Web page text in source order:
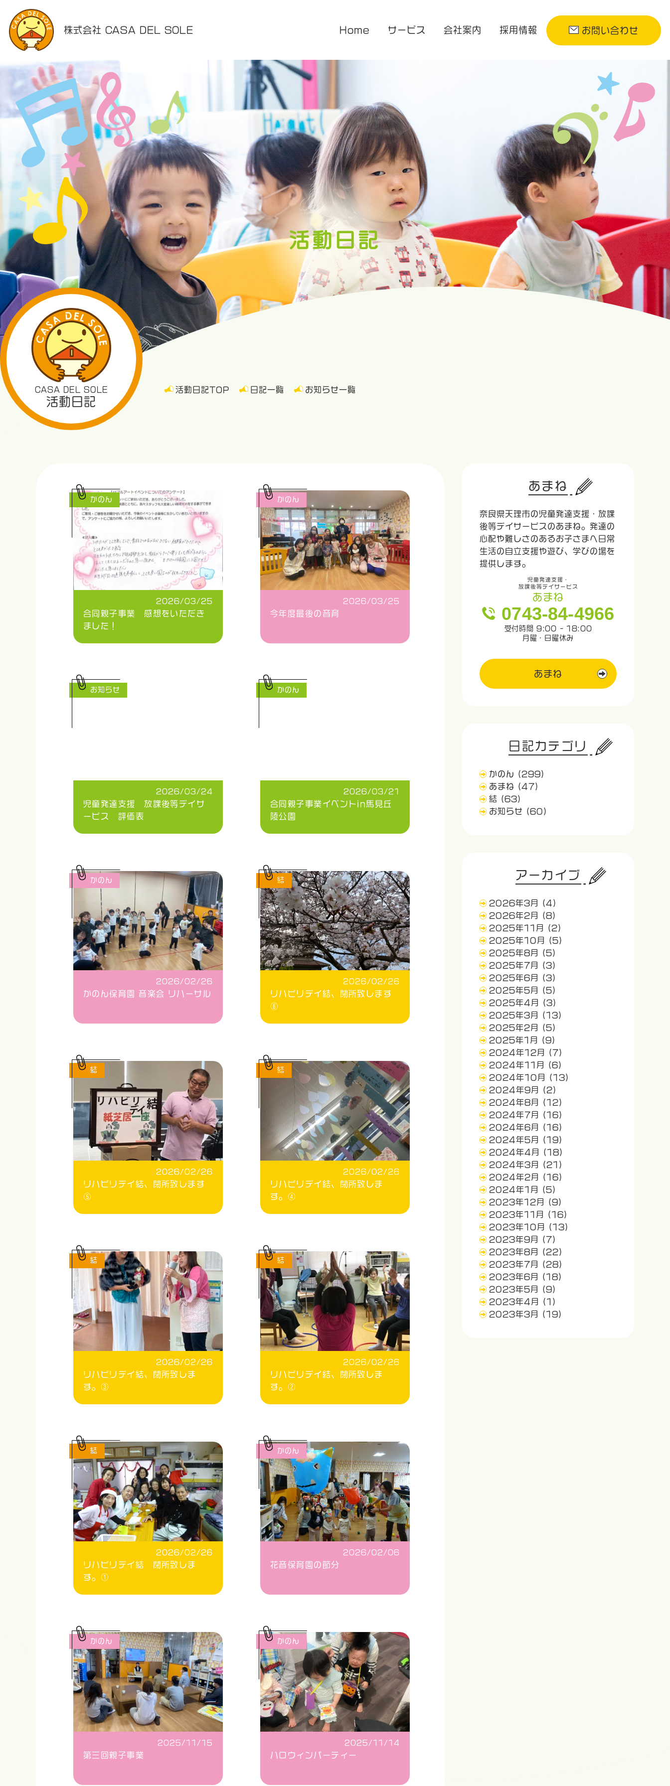
株式会社 CASA DEL SOLE Home サービス
企業主導型保育園
花音保育園
医療的ケア対応型児童発達支援
放課後等デイサービス
あまね
会社案内 採用情報 お問い合わせ
活動日記
CASA DEL SOLE
活動日記
活動日記TOP 日記一覧 お知らせ一覧
2026/03/25
合同親子事業 感想をいただき
ました！
かのん
2026/03/25
今年度最後の音育
かのん
2026/03/24
児童発達支援 放課後等デイサ
ービス 評価表
お知らせ
2026/03/21
合同親子事業イベントin馬見丘
陵公園
かのん
2026/02/26
かのん保育園 音楽会 リハーサル
かのん
2026/02/26
リハビリデイ結、閉所致します
⑥
結
2026/02/26
リハビリデイ結、閉所致します
⑤
結
2026/02/26
リハビリデイ結、閉所致しま
す。④
結
2026/02/26
リハビリデイ結、閉所致しま
す。③
結
2026/02/26
リハビリデイ結、閉所致しま
す。②
結
2026/02/26
リハビリデイ結 閉所致しま
す。①
結
2026/02/06
花音保育園の節分
かのん
2025/11/15
第三回親子事業
かのん
2025/11/14
ハロウィンパーティー
かのん
あまね
奈良県天理市の児童発達支援・放課
後等デイサービスのあまね。発達の
心配や難しさのあるお子さまへ日常
生活の自立支援や遊び、学びの場を
提供します。
児童発達支援・
放課後等デイサービス
あまね
0743-84-4966
受付時間 9:00 - 18:00
月曜・日曜休み
あまね
日記カテゴリ
かのん
(299)
あまね
(47)
結 (63)
お知らせ
(60)
アーカイブ
2026年3月
(4)
2026年2月
(8)
2025年11月
(2)
2025年10月
(5)
2025年8月
(5)
2025年7月
(3)
2025年6月
(3)
2025年5月
(5)
2025年4月
(3)
2025年3月
(13)
2025年2月
(5)
2025年1月
(9)
2024年12月
(7)
2024年11月
(6)
2024年10月
(13)
2024年9月
(2)
2024年8月
(12)
2024年7月
(16)
2024年6月
(16)
2024年5月
(19)
2024年4月
(18)
2024年3月
(21)
2024年2月
(16)
2024年1月
(5)
2023年12月
(9)
2023年11月
(16)
2023年10月
(13)
2023年9月
(7)
2023年8月
(22)
2023年7月
(28)
2023年6月
(18)
2023年5月
(9)
2023年4月
(1)
2023年3月
(19)